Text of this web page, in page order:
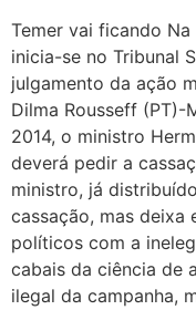
Temer vai ficando
inicia-se no Tribunal
julgamento da ação
Dilma Rousseff (PT)-
2014, o ministro
deverá pedir a
ministro, já
cassação, mas deixa
políticos com a
cabais da ciência de
ilegal da campanha,